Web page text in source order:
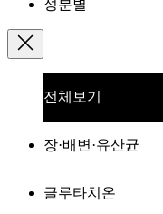
성분별
전체보기
장·배변·유산균
글루타치온